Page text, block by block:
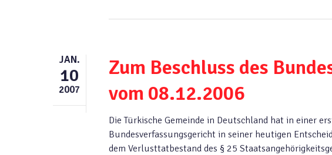
JAN.
10
2007
Zum Beschluss des
vom 08.12.2006
Die Türkische Gemeinde in Deutschland hat in einer
Bundesverfassungsgericht in seiner heutigen
dem Verlusttatbestand des § 25